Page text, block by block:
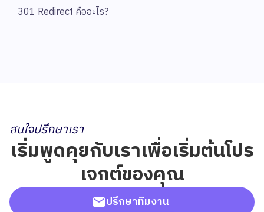
301 Redirect คืออะไร?
สนใจปรึกษาเรา
เริ่มพูดคุยกับเราเพื่อเริ่มต้นโปร
เจกต์ของคุณ
ปรึกษาทีมงาน